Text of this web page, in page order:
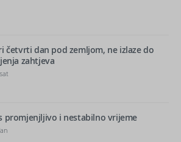
četvrti dan pod zemljom, ne izlaze do
zahtjeva
promjenjljivo i nestabilno vrijeme